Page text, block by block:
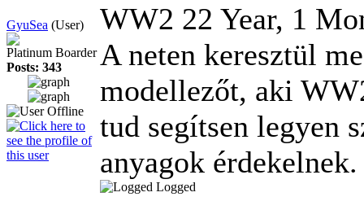
GyuSea (User)
Platinum Boarder
Posts: 343
WW2 22 Year, 1
A neten keresztül
modellezőt, aki
tud segítsen legyen
anyagok érdekelnek.
Logged